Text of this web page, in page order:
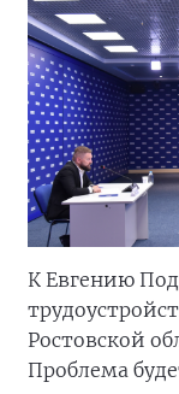
К Евгению
Ростовской
Проблема